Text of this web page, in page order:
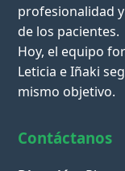
profesionalidad
de los pacientes.
Hoy, el equipo
Leticia e Iñaki
mismo objetivo.
Contáctanos